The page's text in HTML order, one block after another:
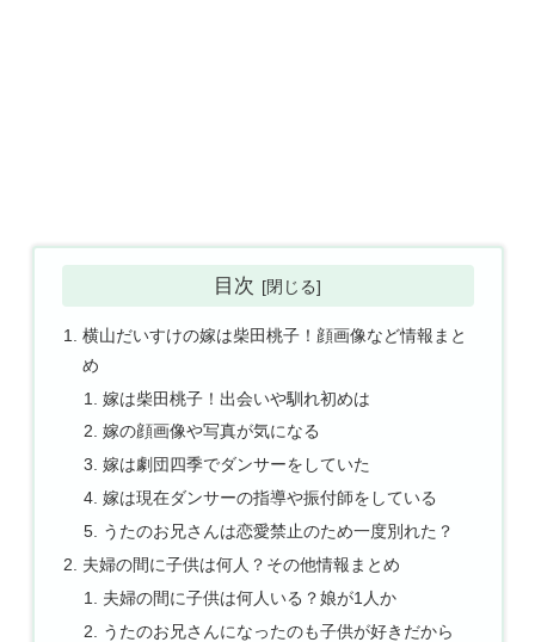
目次
横山だいすけの嫁は柴田桃子！顔画像など情報まと
め
嫁は柴田桃子！出会いや馴れ初めは
嫁の顔画像や写真が気になる
嫁は劇団四季でダンサーをしていた
嫁は現在ダンサーの指導や振付師をしている
うたのお兄さんは恋愛禁止のため一度別れた？
夫婦の間に子供は何人？その他情報まとめ
夫婦の間に子供は何人いる？娘が1人か
うたのお兄さんになったのも子供が好きだから